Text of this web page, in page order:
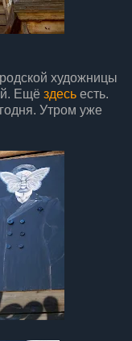
художницы
Ещё здесь есть.
Утром уже